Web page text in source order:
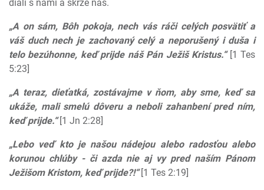
diali s nami a skrze nás.
„A on sám, Bôh pokoja, nech vás ráči celých posvätiť a
váš duch nech je zachovaný celý a neporušený i duša i
telo bezúhonne, keď prijde náš Pán Ježiš Kristus.“[1 Tes
5:23]
„A teraz, dieťatká, zostávajme v ňom, aby sme, keď sa
ukáže, mali smelú dôveru a neboli zahanbení pred ním,
keď prijde.“[1 Jn 2:28]
„Lebo veď kto je našou nádejou alebo radosťou alebo
korunou chlúby - či azda nie aj vy pred naším Pánom
Ježišom Kristom, keď prijde?!“[1 Tes 2:19]